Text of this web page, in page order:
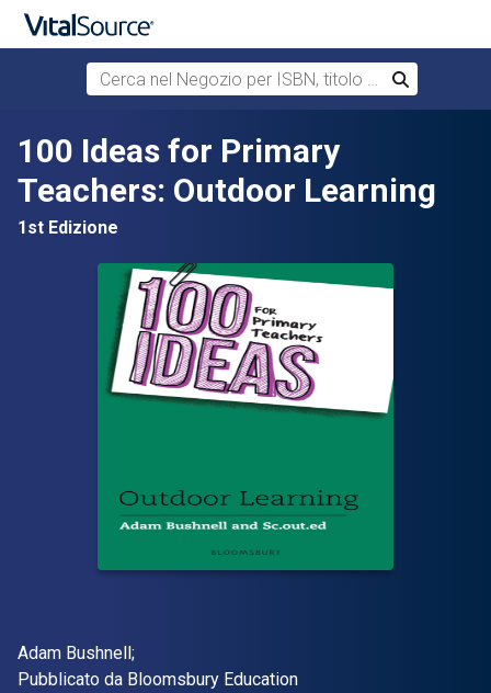
Passa al contenuto principale
Cerca nel Negozio per ISBN, titolo o autore
Cerca
100 Ideas for Primary
Teachers: Outdoor Learning
1st Edizione
Autore(i)
Adam Bushnell;
Editore
Pubblicato da Bloomsbury Education